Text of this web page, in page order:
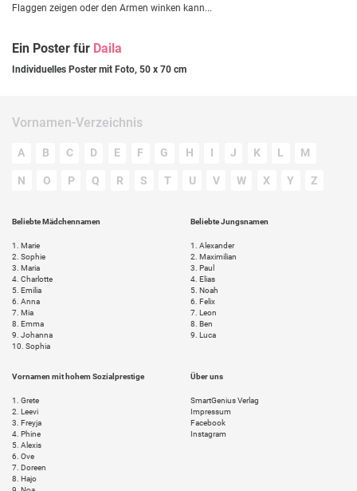
Flaggen zeigen oder den Armen winken kann...
Ein Poster für Daila
Individuelles Poster mit Foto, 50 x 70 cm
Vornamen-Verzeichnis
A B C D E F G H I J K L M
N O P Q R S T U V W X Y Z
Beliebte Mädchennamen
1.
Marie
2. Sophie
3. Maria
4. Charlotte
5. Emilia
6. Anna
7. Mia
8. Emma
9. Johanna
10. Sophia
Beliebte Jungsnamen
1.
Alexander
2. Maximilian
3. Paul
4. Elias
5. Noah
6. Felix
7. Leon
8. Ben
9. Luca
Vornamen mit hohem Sozialprestige
1.
Grete
2. Leevi
3. Freyja
4. Phine
5. Alexis
6. Ove
7. Doreen
8. Hajo
Über uns
SmartGenius Verlag
Impressum
Facebook
Instagram